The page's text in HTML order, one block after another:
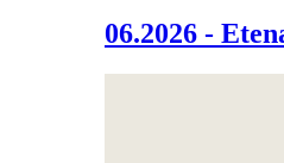
06.2026 -